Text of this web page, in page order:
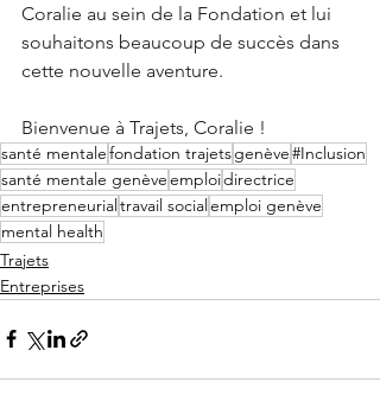
Coralie au sein de la Fondation et lui
souhaitons beaucoup de succès dans
cette nouvelle aventure.
Bienvenue à Trajets, Coralie !
santé mentalefondation trajetsgenève#Inclusion
santé mentale genèveemploidirectrice
entrepreneurialtravail socialemploi genève
mental health
Trajets
Entreprises